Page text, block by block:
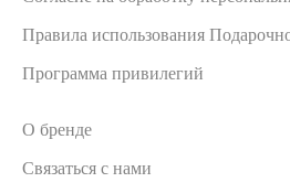
Правила использования
Программа привилегий
О бренде
Связаться с нами